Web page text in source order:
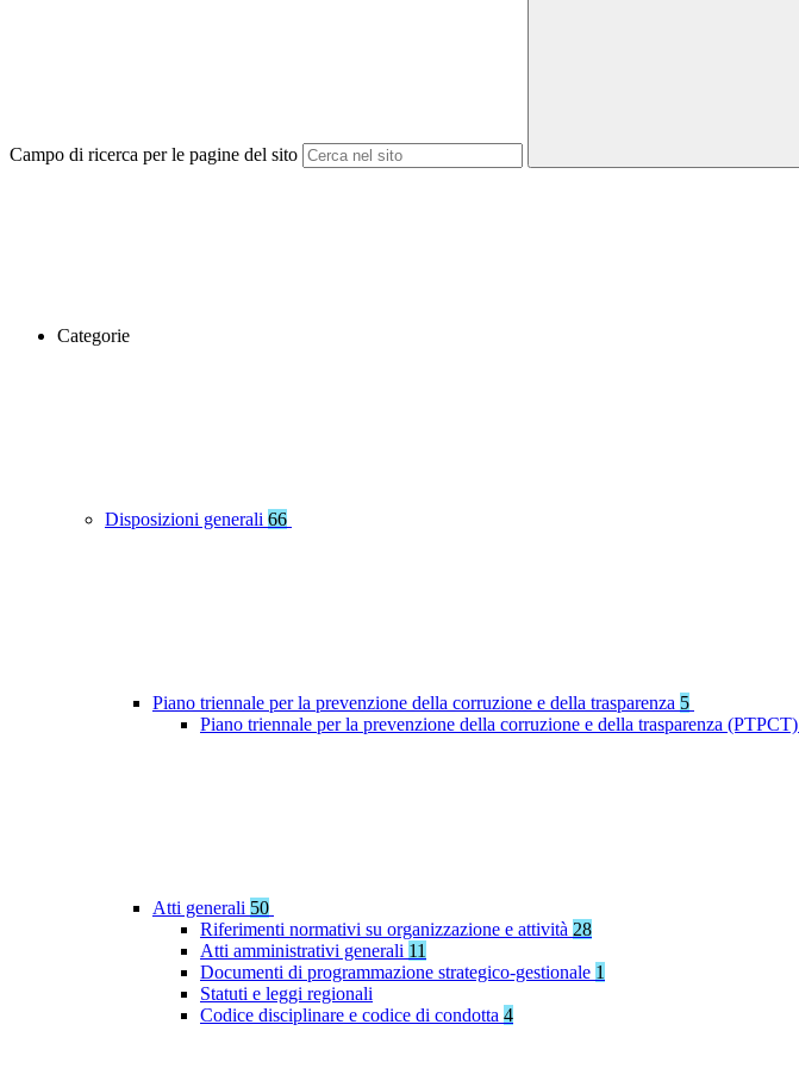
Campo di ricerca per le pagine del sito
Categorie
Disposizioni generali 66
Piano triennale per la prevenzione della corruzione e della trasparenza 5
Piano triennale per la prevenzione della corruzione e della trasparenza (PTPCT)
Atti generali 50
Riferimenti normativi su organizzazione e attività 28
Atti amministrativi generali 11
Documenti di programmazione strategico-gestionale 1
Statuti e leggi regionali
Codice disciplinare e codice di condotta 4